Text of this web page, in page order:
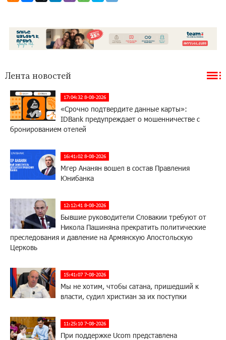
Лента новостей
17:04:32 8-08-2026
«Срочно подтвердите данные карты»:
IDBank предупреждает о мошенничестве с
бронированием отелей
16:41:02 8-08-2026
Мгер Ананян вошел в состав Правления
Юнибанка
12:12:41 8-08-2026
Бывшие руководители Словакии требуют от
Никола Пашиняна прекратить политические
преследования и давление на Армянскую Апостольскую
Церковь
15:41:07 7-08-2026
Мы не хотим, чтобы сатана, пришедший к
власти, судил христиан за их поступки
11:25:10 7-08-2026
При поддержке Ucom представлена